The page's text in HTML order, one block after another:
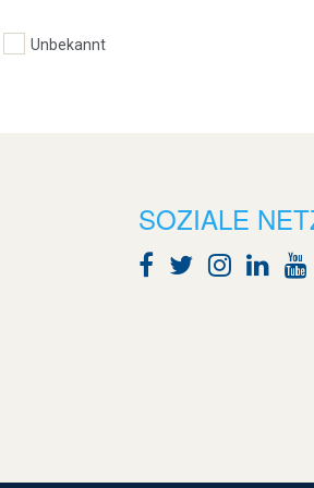
Unbekannt
SOZIALE